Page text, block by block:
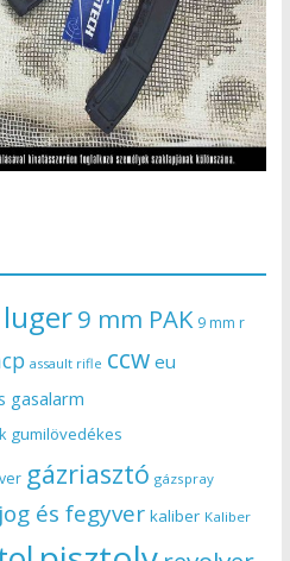
9 mm PAK 9 mm r
assault rifle ccw eu
gasalarm
gumilövedékes
gázriasztó gázspray
jog és fegyver kaliber Kaliber